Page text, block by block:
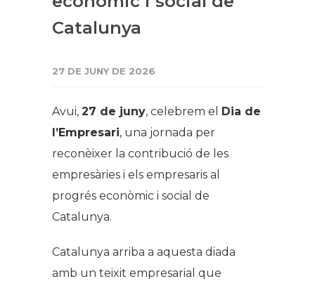
Catalunya
27 DE JUNY DE 2026
Avui, 27 de juny, celebrem el Dia de
l’Empresari, una jornada per
reconèixer la contribució de les
empresàries i els empresaris al
progrés econòmic i social de
Catalunya.
Catalunya arriba a aquesta diada
amb un teixit empresarial que